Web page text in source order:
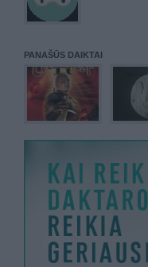
PANAŠŪS DAIKTAI